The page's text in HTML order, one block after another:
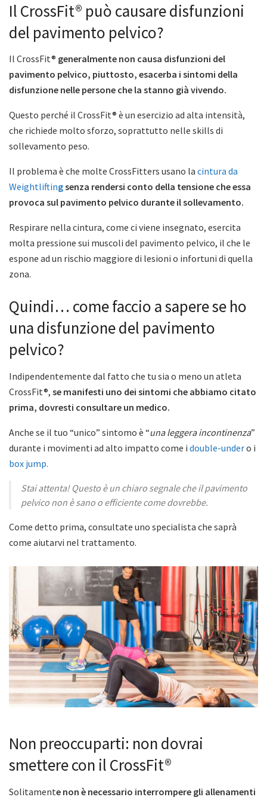
Il CrossFit® può causare disfunzioni
del pavimento pelvico?
Il CrossFit® generalmente non causa disfunzioni del
pavimento pelvico, piuttosto, esacerba i sintomi della
disfunzione nelle persone che la stanno già vivendo.
Questo perché il CrossFit® è un esercizio ad alta intensità,
che richiede molto sforzo, soprattutto nelle skills di
sollevamento peso.
Il problema è che molte CrossFitters usano la cintura da
Weightliftingsenza rendersi conto della tensione che essa
provoca sul pavimento pelvico durante il sollevamento.
Respirare nella cintura, come ci viene insegnato, esercita
molta pressione sui muscoli del pavimento pelvico, il che le
espone ad un rischio maggiore di lesioni o infortuni di quella
zona.
Quindi… come faccio a sapere se ho
una disfunzione del pavimento
pelvico?
Indipendentemente dal fatto che tu sia o meno un atleta
CrossFit®, se manifesti uno dei sintomi che abbiamo citato
prima, dovresti consultare un medico.
Anche se il tuo “unico” sintomo è “una leggera incontinenza”
durante i movimenti ad alto impatto come i double-undero i
box jump.
Stai attenta! Questo è un chiaro segnale che il pavimento
pelvico non è sano o efficiente come dovrebbe.
Come detto prima, consultate uno specialista che saprà
come aiutarvi nel trattamento.
Non preoccuparti: non dovrai
smettere con il CrossFit®
Solitamente non è necessario interrompere gli allenamenti